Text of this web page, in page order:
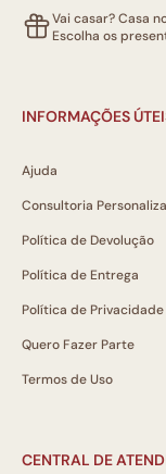
Vai casar? Casa
Escolha os
INFORMAÇÕES
Ajuda
Consultoria
Política de Devolução
Política de Entrega
Política de Privacidade
Quero Fazer Parte
Termos de Uso
CENTRAL DE